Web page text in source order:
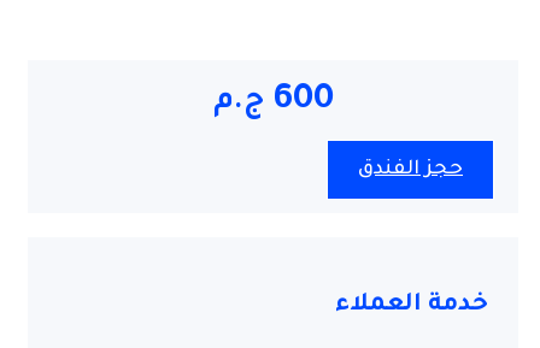
600 ج.م
حجز الفندق
خدمة العملاء